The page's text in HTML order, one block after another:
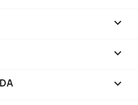


keyboard_arrow_down